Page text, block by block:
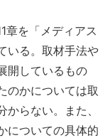
章を「メディアス
いる。取材手法や
開しているもの
のかについては取
らない。また、
についての具体的